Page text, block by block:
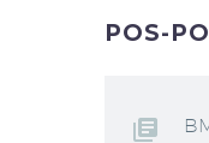
POS-